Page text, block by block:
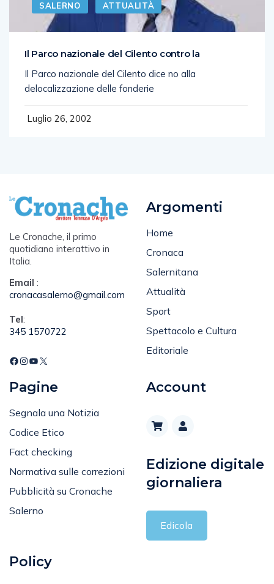
SALERNO ATTUALITÀ
Il Parco nazionale del Cilento contro la
Il Parco nazionale del Cilento dice no alla
delocalizzazione delle fonderie
Luglio 26, 2002
Le Cronache, il primo
quotidiano interattivo in
Italia.
Email :
cronacasalerno@gmail.com
Tel:
345 1570722
Argomenti
Home
Cronaca
Salernitana
Attualità
Sport
Spettacolo e Cultura
Editoriale
Pagine
Segnala una Notizia
Codice Etico
Fact checking
Normativa sulle correzioni
Pubblicità su Cronache
Salerno
Account
Edizione digitale
giornaliera
Edicola
Policy